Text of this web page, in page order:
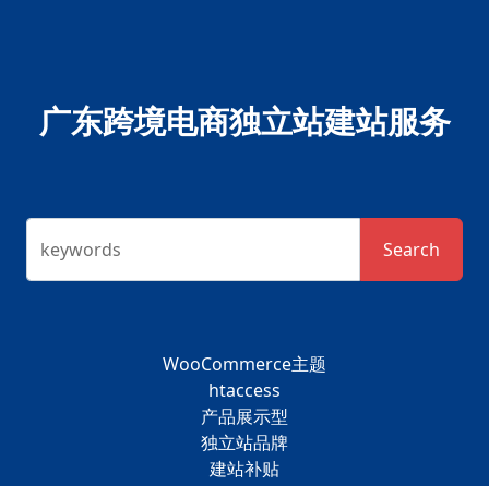
广东跨境电商独立站建站服务
keywords Search
WooCommerce主题
htaccess
产品展示型
独立站品牌
建站补贴